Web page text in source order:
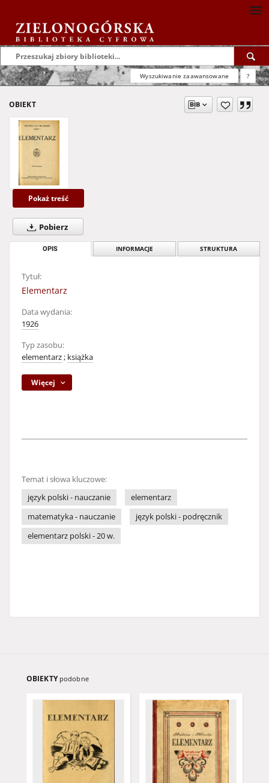
Wyszukiwanie zaawansowane ?
OBIEKT
Pokaż treść
Pobierz
OPIS INFORMACJE STRUKTURA
Tytuł:
Elementarz
Data wydania:
1926
Typ zasobu:
elementarz; książka
Więcej
Temat i słowa kluczowe:
język polski - nauczanie
elementarz
matematyka - nauczanie
język polski - podręcznik
elementarz polski - 20 w.
OBIEKTY podobne